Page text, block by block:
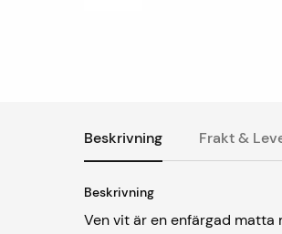
Beskrivning Frakt &
Beskrivning
Ven vit är en enfärgad matta